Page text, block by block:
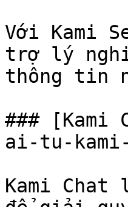
Với Kami
trợ lý
thông tin
###
ai-tu-
Kami